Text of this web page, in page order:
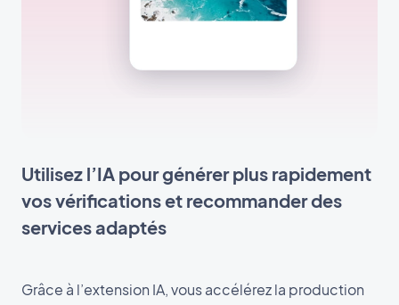
Utilisez l’IA pour générer plus rapidement
vos vérifications et recommander des
services adaptés
Grâce à l’extension IA, vous accélérez la production